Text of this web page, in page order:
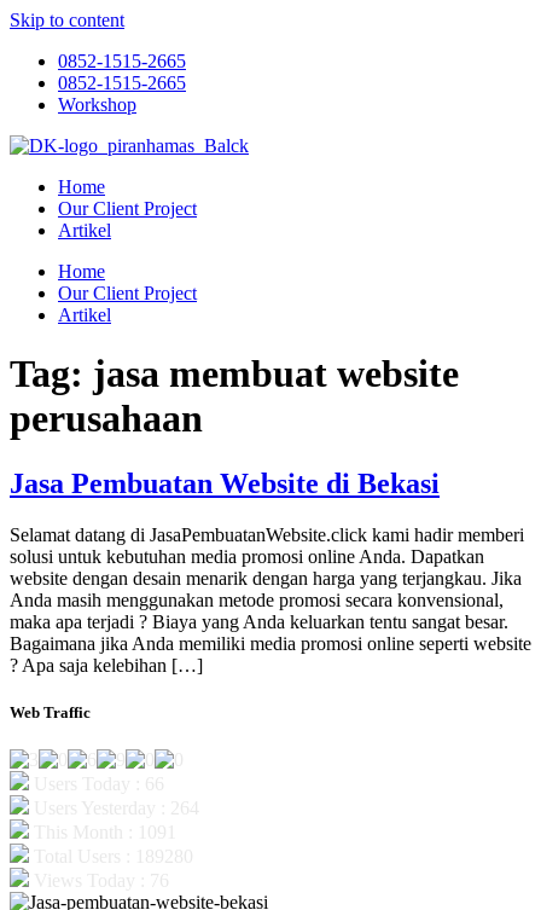
Skip to content
0852-1515-2665
0852-1515-2665
Workshop
Home
Our Client Project
Artikel
Home
Our Client Project
Artikel
Tag: jasa membuat website
perusahaan
Jasa Pembuatan Website di Bekasi
Selamat datang di JasaPembuatanWebsite.click kami hadir memberi
solusi untuk kebutuhan media promosi online Anda. Dapatkan
website dengan desain menarik dengan harga yang terjangkau. Jika
Anda masih menggunakan metode promosi secara konvensional,
maka apa terjadi ? Biaya yang Anda keluarkan tentu sangat besar.
Bagaimana jika Anda memiliki media promosi online seperti website
? Apa saja kelebihan […]
Web Traffic